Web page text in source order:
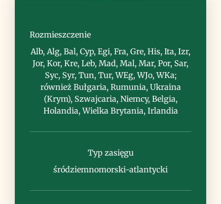
Uwagi
Rozmieszczenie
Alb, Alg, Bal, Cyp, Egi, Fra, Gre, His, Ita, Izr,
Jor, Kor, Kre, Leb, Mad, Mal, Mar, Por, Sar,
Syc, Syr, Tun, Tur, WEg, WJo, WKa;
również Bułgaria, Rumunia, Ukraina
(Krym), Szwajcaria, Niemcy, Belgia,
Holandia, Wielka Brytania, Irlandia
Typ zasięgu
śródziemnomorski-atlantycki